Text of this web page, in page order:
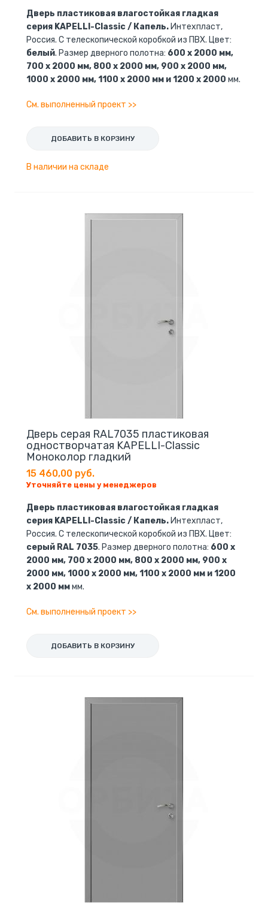
Дверь пластиковая влагостойкая гладкая
серия KAPELLI-Classic / Капель. Интехпласт,
Россия. С телескопической коробкой из ПВХ. Цвет:
белый. Размер дверного полотна: 600 x 2000 мм,
700 x 2000 мм, 800 x 2000 мм, 900 x 2000 мм,
1000 x 2000 мм, 1100 x 2000 мм и 1200 x 2000 мм.
См. выполненный проект >>
ДОБАВИТЬ В КОРЗИНУ
В наличии на складе
Дверь серая RAL7035 пластиковая
одностворчатая KAPELLI-Classic
Моноколор гладкий
15 460,00 руб.
Уточняйте цены у менеджеров
Дверь пластиковая влагостойкая гладкая
серия KAPELLI-Classic / Капель. Интехпласт,
Россия. С телескопической коробкой из ПВХ. Цвет:
серый RAL 7035. Размер дверного полотна: 600 x
2000 мм, 700 x 2000 мм, 800 x 2000 мм, 900 x
2000 мм, 1000 x 2000 мм, 1100 x 2000 мм и 1200
x 2000 мммм.
См. выполненный проект >>
ДОБАВИТЬ В КОРЗИНУ